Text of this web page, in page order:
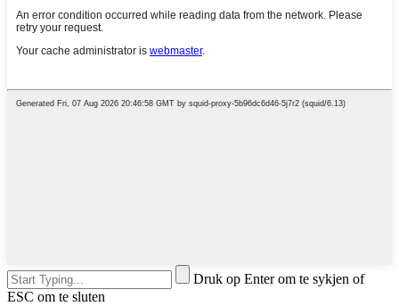
Druk op Enter om te sykjen of
ESC om te sluten